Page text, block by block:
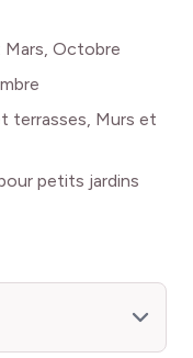
Mars, Octobre
terrasses, Murs et
petits jardins